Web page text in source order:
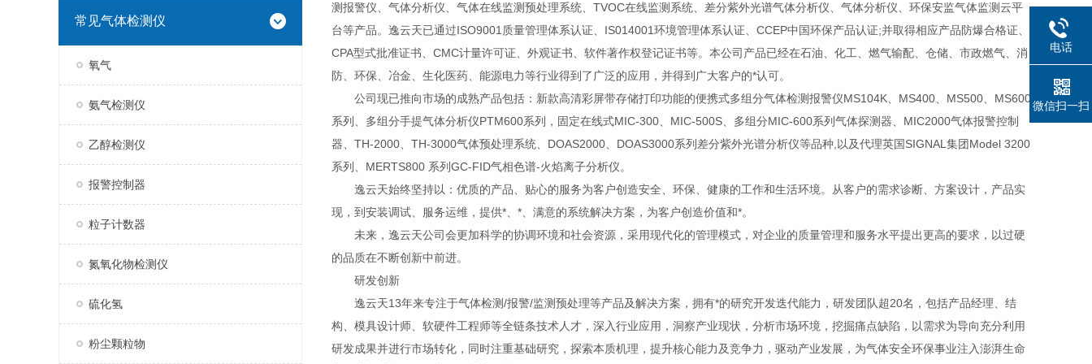
常见气体检测仪
氧气
氨气检测仪
乙醇检测仪
报警控制器
粒子计数器
氮氧化物检测仪
硫化氢
粉尘颗粒物
测报警仪、气体分析仪、气体在线监测预处理系统、TVOC在线监测系统、差分紫外光谱气体分析仪、气体分析仪、环保安监气体监测云平
台等产品。逸云天已通过ISO9001质量管理体系认证、IS014001环境管理体系认证、CCEP中国环保产品认证;并取得相应产品防爆合格证、
CPA型式批准证书、CMC计量许可证、外观证书、软件著作权登记证书等。本公司产品已经在石油、化工、燃气输配、仓储、市政燃气、消
防、环保、冶金、生化医药、能源电力等行业得到了广泛的应用，并得到广大客户的*认可。
公司现已推向市场的成熟产品包括：新款高清彩屏带存储打印功能的便携式多组分气体检测报警仪MS104K、MS400、MS500、MS600
系列、多组分手提气体分析仪PTM600系列，固定在线式MIC-300、MIC-500S、多组分MIC-600系列气体探测器、MIC2000气体报警控制
器、TH-2000、TH-3000气体预处理系统、DOAS2000、DOAS3000系列差分紫外光谱分析仪等品种,以及代理英国SIGNAL集团Model 3200
系列、MERTS800 系列GC-FID气相色谱-火焰离子分析仪。
逸云天始终坚持以：优质的产品、贴心的服务为客户创造安全、环保、健康的工作和生活环境。从客户的需求诊断、方案设计，产品实
现，到安装调试、服务运维，提供*、*、满意的系统解决方案，为客户创造价值和*。
未来，逸云天公司会更加科学的协调环境和社会资源，采用现代化的管理模式，对企业的质量管理和服务水平提出更高的要求，以过硬
的品质在不断创新中前进。
研发创新
逸云天13年来专注于气体检测/报警/监测预处理等产品及解决方案，拥有*的研究开发迭代能力，研发团队超20名，包括产品经理、结
构、模具设计师、软硬件工程师等全链条技术人才，深入行业应用，洞察产业现状，分析市场环境，挖掘痛点缺陷，以需求为导向充分利用
研发成果并进行市场转化，同时注重基础研究，探索本质机理，提升核心能力及竞争力，驱动产业发展，为气体安全环保事业注入澎湃生命
电话
微信扫一扫